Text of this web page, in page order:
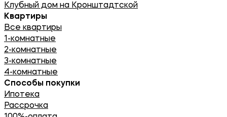
Клубный дом на Кронштадтской
Квартиры
Все квартиры
1-комнатные
2-комнатные
3-комнатные
4-комнатные
Способы покупки
Ипотека
Рассрочка